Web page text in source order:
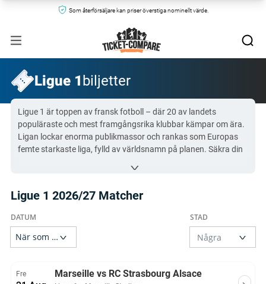
Som återförsäljare kan priser överstiga nominellt värde.
Ligue 1 biljetter
Ligue 1 är toppen av fransk fotboll – där 20 av landets
populäraste och mest framgångsrika klubbar kämpar om ära.
Ligan lockar enorma publikmassor och rankas som Europas
femte starkaste liga, fylld av världsnamn på planen. Säkra din
kommer från förhandsgranskade säljare som erbjuder 100%
Ligue 1 2026/27 Matcher
Fre Marseille vs RC Strasbourg Alsace